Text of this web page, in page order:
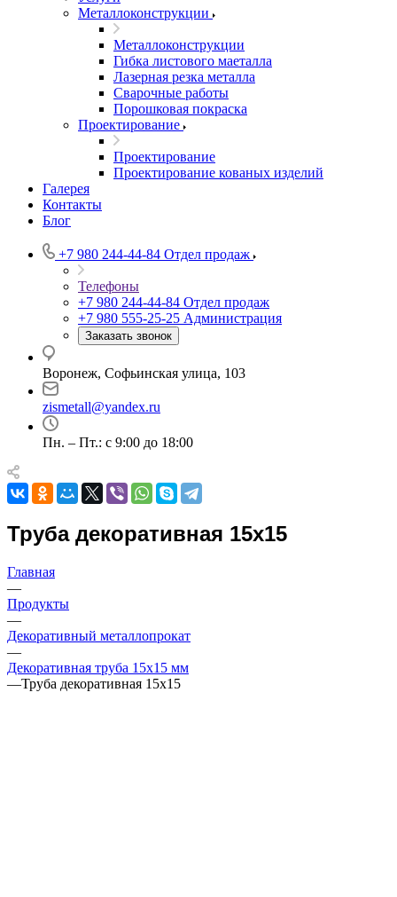
Металлоконструкции
Металлоконструкции
Гибка листового маеталла
Лазерная резка металла
Сварочные работы
Порошковая покраска
Проектирование
Проектирование
Проектирование кованых изделий
Галерея
Контакты
Блог
+7 980 244-44-84 Отдел продаж
Телефоны
+7 980 244-44-84 Отдел продаж
+7 980 555-25-25 Администрация
Заказать звонок
Воронеж, Софьинская улица, 103
zismetall@yandex.ru
Пн. – Пт.: с 9:00 до 18:00
Труба декоративная 15x15
Главная
—
Продукты
—
Декоративный металлопрокат
—
Декоративная труба 15х15 мм
—Труба декоративная 15x15